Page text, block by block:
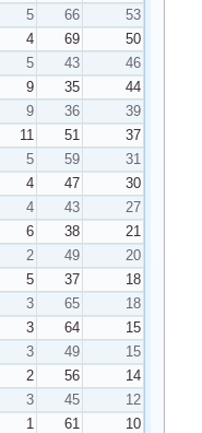
5 66
53
4 69
50
5 43
46
9 35
44
9 36
39
11 51
37
5 59
31
4 47
30
4 43
27
6 38
21
2 49
20
5 37
18
3 65
18
3 64
15
3 49
15
2 56
14
3 45
12
1 61
10